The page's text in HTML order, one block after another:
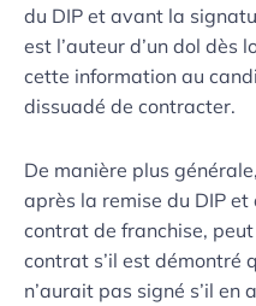
du DIP et avant la
est l’auteur d’un dol dès
cette information au
dissuadé de contracter.
De manière plus
après la remise du DIP
contrat de franchise,
contrat s’il est démontré
n’aurait pas signé s’il en